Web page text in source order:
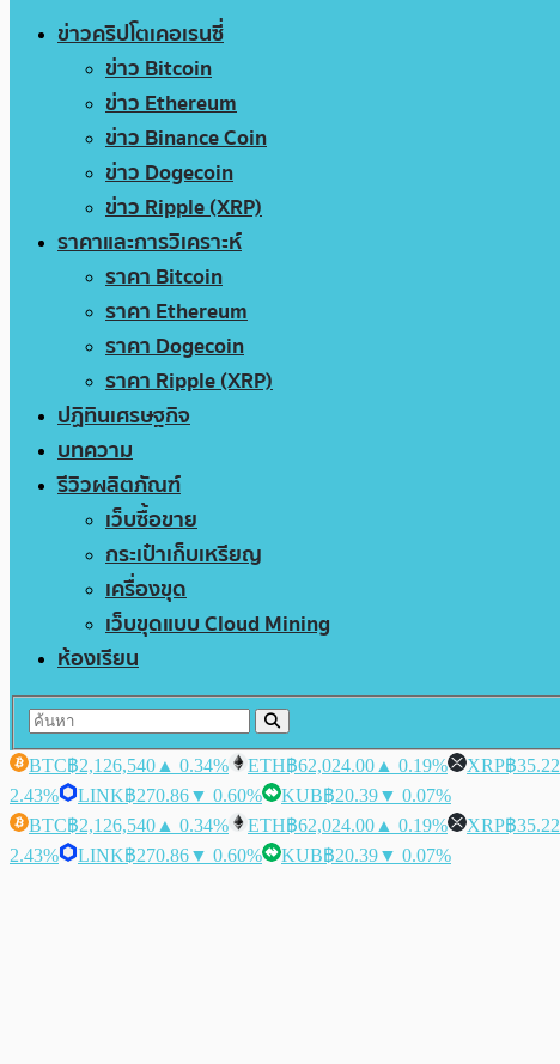
ข่าวคริปโตเคอเรนซี่
ข่าว Bitcoin
ข่าว Ethereum
ข่าว Binance Coin
ข่าว Dogecoin
ข่าว Ripple (XRP)
ราคาและการวิเคราะห์
ราคา Bitcoin
ราคา Ethereum
ราคา Dogecoin
ราคา Ripple (XRP)
ปฏิทินเศรษฐกิจ
บทความ
รีวิวผลิตภัณฑ์
เว็บซื้อขาย
กระเป๋าเก็บเหรียญ
เครื่องขุด
เว็บขุดแบบ Cloud Mining
ห้องเรียน
BTC฿2,126,540 ▲ 0.34% ETH฿62,024.00 ▲ 0.19% XRP฿35.22
2.43%
LINK฿270.86▼ 0.60% KUB฿20.39▼ 0.07%
BTC฿2,126,540 ▲ 0.34% ETH฿62,024.00 ▲ 0.19% XRP฿35.22
2.43%
LINK฿270.86▼ 0.60% KUB฿20.39▼ 0.07%